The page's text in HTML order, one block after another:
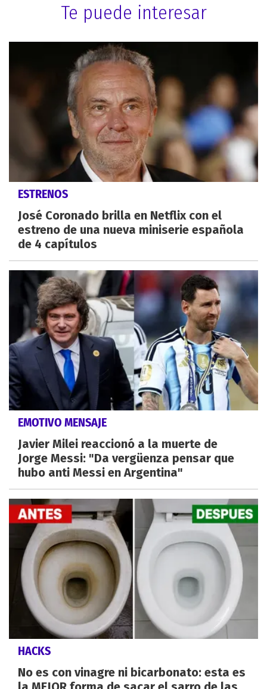
Te puede interesar
ESTRENOS
José Coronado brilla en Netflix con el
estreno de una nueva miniserie española
de 4 capítulos
EMOTIVO MENSAJE
Javier Milei reaccionó a la muerte de
Jorge Messi: "Da vergüenza pensar que
hubo anti Messi en Argentina"
HACKS
No es con vinagre ni bicarbonato: esta es